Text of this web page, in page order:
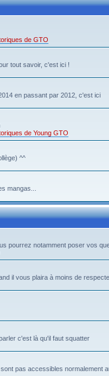
de GTO
tout savoir, c'est ici !
en passant par 2012, c'est ici
de Young GTO
^^
mangas...
pourrez notamment poser vos
il vous plaira à moins de
c'est là qu'il faut squatter
pas accessibles normalement